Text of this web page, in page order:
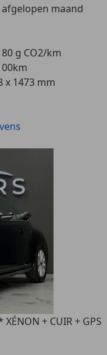
maand
g CO2/km
x 1473 mm
+ CUIR + GPS